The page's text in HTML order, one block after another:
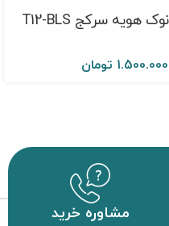
نوک هویه سرکج T12-BLS
1.500.000 تومان
مشاوره خرید